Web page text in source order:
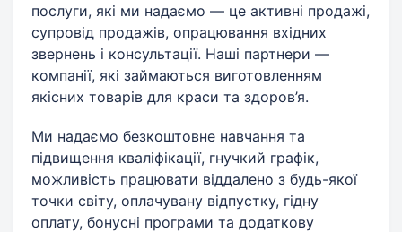
послуги, які ми надаємо — це активні продажі,
супровід продажів, опрацювання вхідних
звернень і консультації. Наші партнери —
компанії, які займаються виготовленням
якісних товарів для краси та здоров’я.
Ми надаємо безкоштовне навчання та
підвищення кваліфікації, гнучкий графік,
можливість працювати віддалено з будь-якої
точки світу, оплачувану відпустку, гідну
оплату, бонусні програми та додаткову